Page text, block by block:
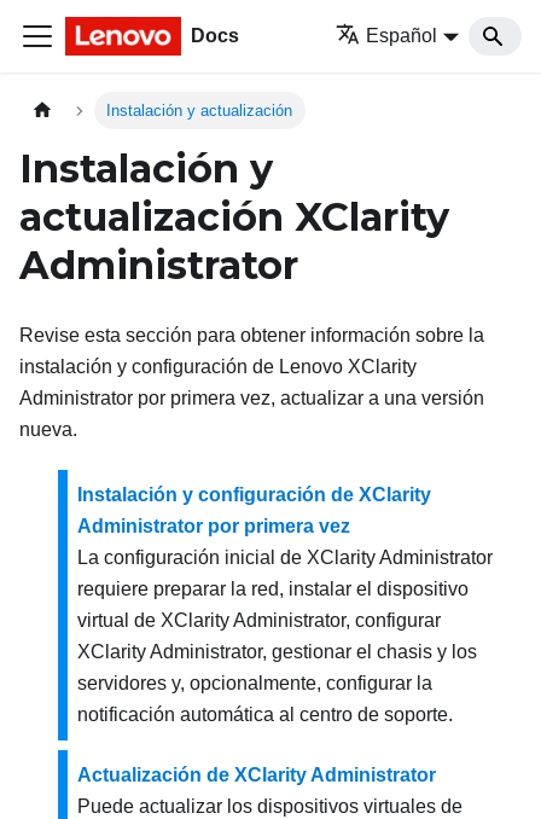
Docs Español
Instalación y actualización
Instalación y
actualización XClarity
Administrator
Revise esta sección para obtener información sobre la
instalación y configuración de Lenovo XClarity
Administrator por primera vez, actualizar a una versión
nueva.
Instalación y configuración de XClarity
Administrator por primera vez
La configuración inicial de XClarity Administrator
requiere preparar la red, instalar el dispositivo
virtual de XClarity Administrator, configurar
XClarity Administrator, gestionar el chasis y los
servidores y, opcionalmente, configurar la
notificación automática al centro de soporte.
Actualización de XClarity Administrator
Puede actualizar los dispositivos virtuales de